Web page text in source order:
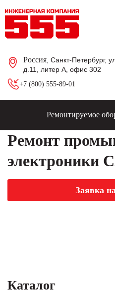
Россия , Санкт-Петербург,
д.11, литер А, офис 302
+7 (800) 555-89-01
Ремонтируемое
Ремонт
электроники
Заявка
Каталог